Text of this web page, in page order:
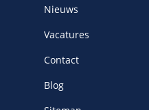
Nieuws
Vacatures
Contact
Blog